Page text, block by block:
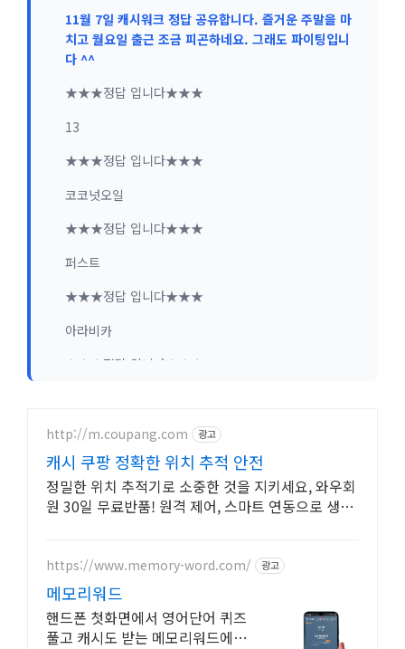
11월 7일 캐시워크 정답 공유합니다. 즐거운 주말을 마
치고 월요일 출근 조금 피곤하네요. 그래도 파이팅입니
다 ^^
★★★정답 입니다★★★
13
★★★정답 입니다★★★
코코넛오일
★★★정답 입니다★★★
퍼스트
★★★정답 입니다★★★
아라비카
★★★정답 입니다★★★
★★★정답 입니다★★★
7
★★★정답 입니다★★★
http://m.coupang.com 광고
캐시 쿠팡 정확한 위치 추적 안전
정밀한 위치 추적기로 소중한 것을 지키세요, 와우회
원 30일 무료반품! 원격 제어, 스마트 연동으로 생활
https://www.memory-word.com/ 광고
메모리워드
핸드폰 첫화면에서 영어단어 퀴즈
풀고 캐시도 받는 메모리워드에서